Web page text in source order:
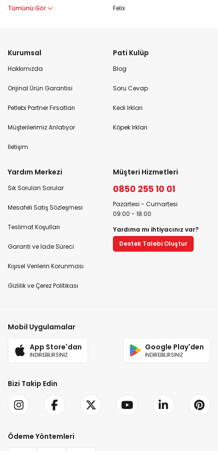
Tümünü Gör
Felix
Kurumsal
Hakkımızda
Orijinal Ürün Garantisi
Petlebi Partner Fırsatları
Müşterilerimiz Anlatıyor
İletişim
Pati Kulüp
Blog
Soru Cevap
Kedi Irkları
Köpek Irkları
Yardım Merkezi
Sık Sorulan Sorular
Mesafeli Satış Sözleşmesi
Teslimat Koşulları
Garanti ve İade Süreci
Kişisel Verilerin Korunması
Gizlilik ve Çerez Politikası
Müşteri Hizmetleri
0850 255 10 01
Pazartesi - Cumartesi
09:00 - 18:00
Yardıma mı ihtiyacınız var?
Destek Talebi Oluştur
Mobil Uygulamalar
App Store'dan
İNDİREBİLİRSİNİZ
Google Play'den
İNDİREBİLİRSİNİZ
Bizi Takip Edin
Ödeme Yöntemleri